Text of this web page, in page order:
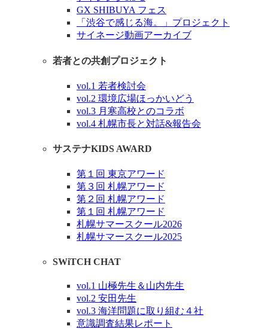
GX SHIBUYA フェス
「渋谷で感じる海。」プロジェクト
サイネージ動画アーカイブ
若者との共創プロジェクト
vol.1 若者検討会
vol.2 環境広場ほっかいどう
vol.3 月寒高校とのコラボ
vol.4 札幌市長と対話&報告会
サステナKIDS AWARD
第１回 東京アワード
第３回 札幌アワード
第２回 札幌アワード
第１回 札幌アワード
札幌サマースクール2026
札幌サマースクール2025
SWiTCH CHAT
vol.1 山極先生＆山内先生
vol.2 安田先生
vol.3 海洋問題に取り組む４社
意識調査結果レポート